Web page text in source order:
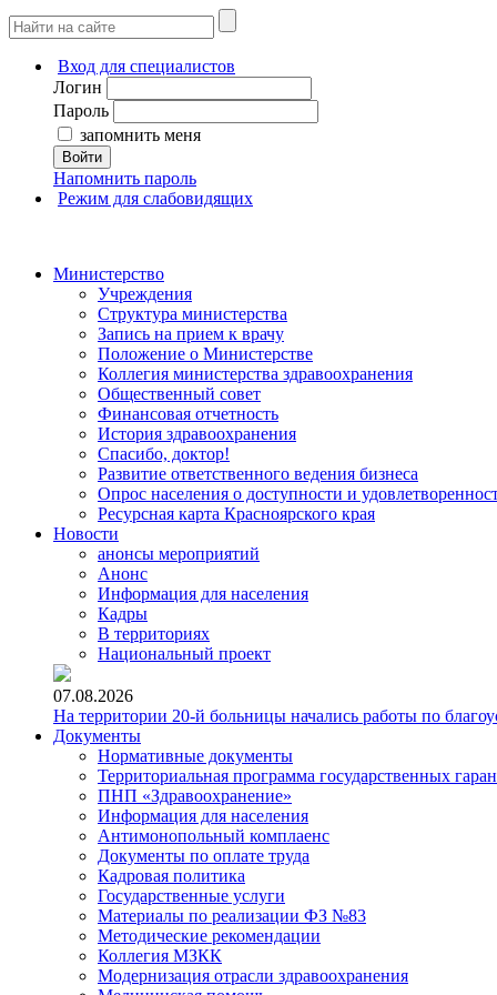
Вход для специалистов
Логин
Пароль
запомнить меня
Войти
Напомнить пароль
Режим для слабовидящих
Министерство
Учреждения
Структура министерства
Запись на прием к врачу
Положение о Министерстве
Коллегия министерства здравоохранения
Общественный совет
Финансовая отчетность
История здравоохранения
Спасибо, доктор!
Развитие ответственного ведения бизнеса
Опрос населения о доступности и
Ресурсная карта Красноярского края
Новости
анонсы мероприятий
Анонс
Информация для населения
Кадры
В территориях
Национальный проект
07.08.2026
На территории 20-й больницы начались работы по
Документы
Нормативные документы
Территориальная программа государственных
ПНП «Здравоохранение»
Информация для населения
Антимонопольный комплаенс
Документы по оплате труда
Кадровая политика
Государственные услуги
Материалы по реализации ФЗ №83
Методические рекомендации
Коллегия МЗКК
Модернизация отрасли здравоохранения